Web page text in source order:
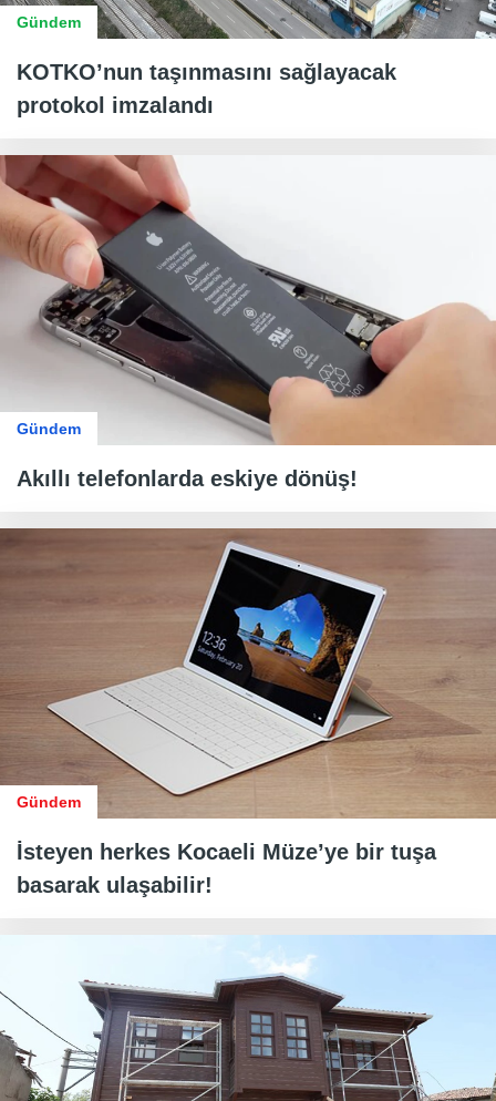
Gündem
KOTKO’nun taşınmasını sağlayacak
protokol imzalandı
Gündem
Akıllı telefonlarda eskiye dönüş!
Gündem
İsteyen herkes Kocaeli Müze’ye bir tuşa
basarak ulaşabilir!